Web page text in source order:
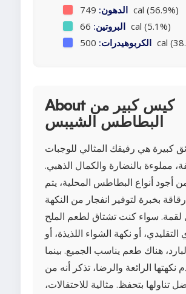
الدهون: 749 cal (56.9%)
البروتين: 66 cal (5.1%)
الكربوهيدرات: 500 cal
About كيس كبير من
البطاطس الشيبس
كبيرة هي رفيقك المثالي للوجبات
مملوءة بالنضارة والكمال الذهبي.
أجود أنواع البطاطس المحلية، يتم
بخبرة لتوفير انفجار من النكهة
سواء كنت تشتاق لطعم الملح
التقليدي، أو نكهة الشواء اللذيذة، أو
هناك طعم يناسب الجميع. بينما
نكهتها الرائعة والرضا، تذكر أنه من
تناولها بتحفظ. مثالية للاحتفالات،